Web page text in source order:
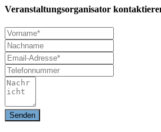
Veranstaltungsorganisator